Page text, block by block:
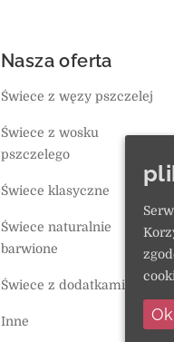
Nasza oferta
Świece z węzy pszczelej
Świece z wosku
pszczelego
Świece klasyczne
Świece naturalnie
barwione
Świece z dodatkami
Inne